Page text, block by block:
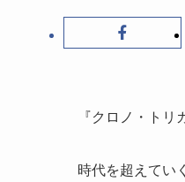
『クロノ・ト
時代を超えてい